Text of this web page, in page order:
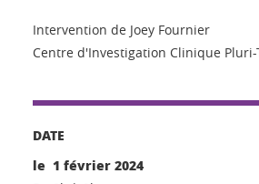
Intervention de Joey Fournier
Centre d'Investigation Clinique
DATE
le 1 février 2024